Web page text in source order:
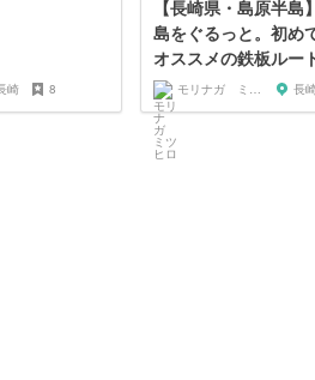
崎 8
【長崎県・島原半島
島をぐるっと。初め
オススメの鉄板ルー
モリナガ ミツヒロ 長